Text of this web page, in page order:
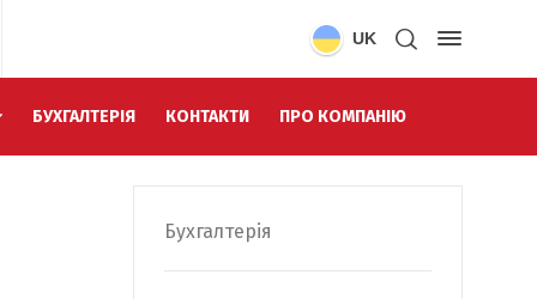
UK
БУХГАЛТЕРІЯ КОНТАКТИ ПРО КОМПАНІЮ
Бухгалтерія